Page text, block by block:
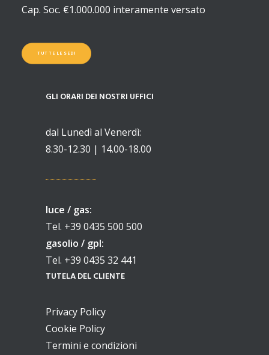
Cap. Soc. €1.000.000 interamente versato
TUTTE LE SEDI
GLI ORARI DEI NOSTRI UFFICI
dal Lunedì al Venerdì:
8.30-12.30 | 14.00-18.00
luce / gas:
Tel. +39 0435 500 500
gasolio / gpl:
Tel. +39 0435 32 441
TUTELA DEL CLIENTE
Privacy Policy
Cookie Policy
Termini e condizioni